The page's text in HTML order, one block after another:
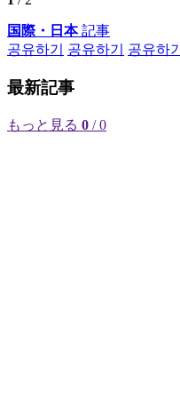
国際・日本記事
공유하기
공유하기 공유하기
最新記事
もっと見る 0 / 0